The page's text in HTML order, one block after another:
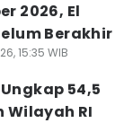
2026, El
Berakhir
15:35 WIB
Ungkap 54,5
Wilayah RI